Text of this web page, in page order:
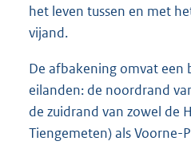
het leven tussen en met
vijand.
De afbakening omvat een
eilanden: de noordrand
de zuidrand van zowel de
Tiengemeten) als Voorne-